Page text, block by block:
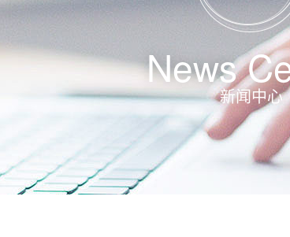
News
新闻中心